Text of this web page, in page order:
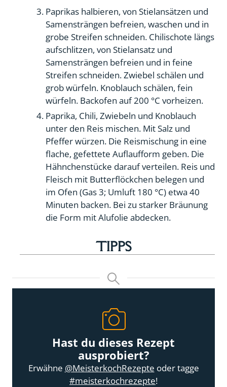
Paprikas halbieren, von Stielansätzen und
Samensträngen befreien, waschen und in
grobe Streifen schneiden. Chilischote längs
aufschlitzen, von Stielansatz und
Samensträngen befreien und in feine
Streifen schneiden. Zwiebel schälen und
grob würfeln. Knoblauch schälen, fein
würfeln. Backofen auf 200 °C vorheizen.
Paprika, Chili, Zwiebeln und Knoblauch
unter den Reis mischen. Mit Salz und
Pfeffer würzen. Die Reismischung in eine
flache, gefettete Auflaufform geben. Die
Hähnchenstücke darauf verteilen. Reis und
Fleisch mit Butterflöckchen belegen und
im Ofen (Gas 3; Umluft 180 °C) etwa 40
Minuten backen. Bei zu starker Bräunung
die Form mit Alufolie abdecken.
TIPPS
Hast du dieses Rezept
ausprobiert?
Erwähne @MeisterkochRezepte oder tagge
#meisterkochrezepte!